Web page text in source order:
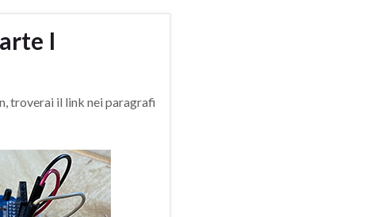
I
troverai il link nei paragrafi